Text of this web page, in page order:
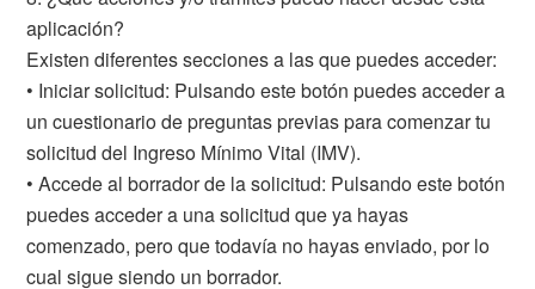
aplicación?
Existen diferentes secciones a las que puedes acceder:
• Iniciar solicitud: Pulsando este botón puedes acceder a
un cuestionario de preguntas previas para comenzar tu
solicitud del Ingreso Mínimo Vital (IMV).
• Accede al borrador de la solicitud: Pulsando este botón
puedes acceder a una solicitud que ya hayas
comenzado, pero que todavía no hayas enviado, por lo
cual sigue siendo un borrador.